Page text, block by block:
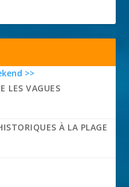
>>
LES VAGUES
À LA PLAGE